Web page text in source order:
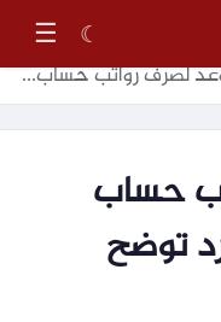
☾
☰
حساب المواطن .. وزارة الموارد توضح التفاصيل والمود
حساب
توضح